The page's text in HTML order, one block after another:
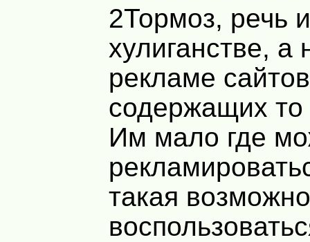
2Тормоз, речь
хулиганстве, а
рекламе
содержащих то
Им мало где
такая